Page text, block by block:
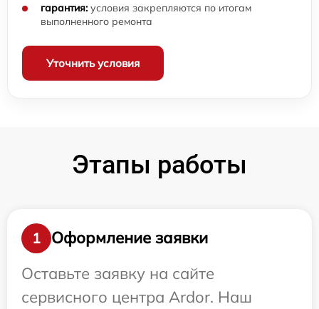
гарантия: условия закрепляются по итогам
выполненного ремонта
Уточнить условия
Этапы работы
1
Оформление заявки
Оставьте заявку на сайте
сервисного центра Ardor. Наш